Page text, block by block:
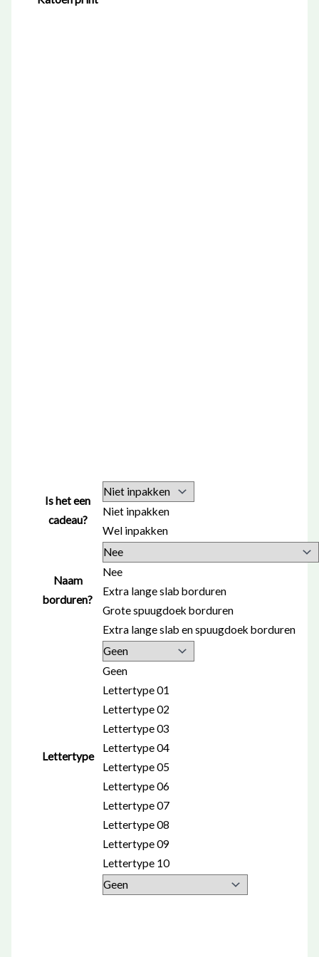
Is het een
cadeau?
Niet inpakken
Wel inpakken
Naam
borduren?
Nee
Extra lange slab borduren
Grote spuugdoek borduren
Extra lange slab en spuugdoek borduren
Lettertype
Geen
Lettertype 01
Lettertype 02
Lettertype 03
Lettertype 04
Lettertype 05
Lettertype 06
Lettertype 07
Lettertype 08
Lettertype 09
Lettertype 10